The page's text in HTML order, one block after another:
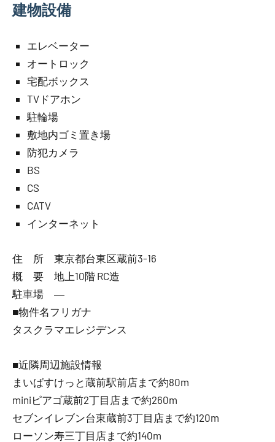
建物設備
エレベーター
オートロック
宅配ボックス
TVドアホン
駐輪場
敷地内ゴミ置き場
防犯カメラ
BS
CS
CATV
インターネット
住 所 東京都台東区蔵前3-16
概 要 地上10階 RC造
駐車場 ―
■物件名フリガナ
タスクラマエレジデンス
■近隣周辺施設情報
まいばすけっと蔵前駅前店まで約80m
miniピアゴ蔵前2丁目店まで約260m
セブンイレブン台東蔵前3丁目店まで約120m
ローソン寿三丁目店まで約140m